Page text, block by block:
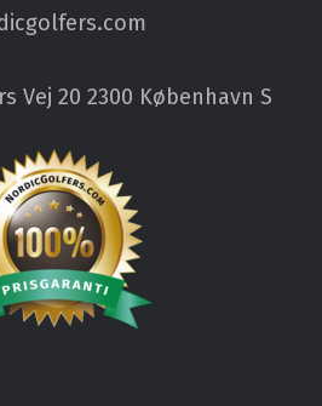
Vej 20 2300 København S